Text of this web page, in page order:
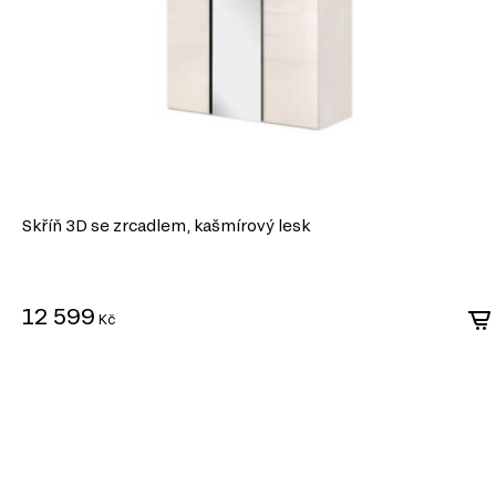
Skříň 3D se zrcadlem, kašmírový lesk
12 599 Kč